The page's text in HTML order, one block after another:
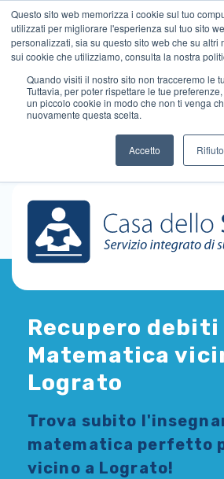
Questo sito web memorizza i cookie sul tuo
utilizzati per migliorare l'esperienza sul tuo sito
personalizzati, sia su questo sito web che su altri
sui cookie che utilizziamo, consulta la nostra
Quando visiti il ​​nostro sito non tracceremo le
Tuttavia, per poter rispettare le tue
un piccolo cookie in modo che non ti venga
nuovamente questa scelta.
Accetto Rifiuto
Recupero debiti
Matematica
Lograto
Trova subito l'
matematica perfetto
vicino a Lograto!